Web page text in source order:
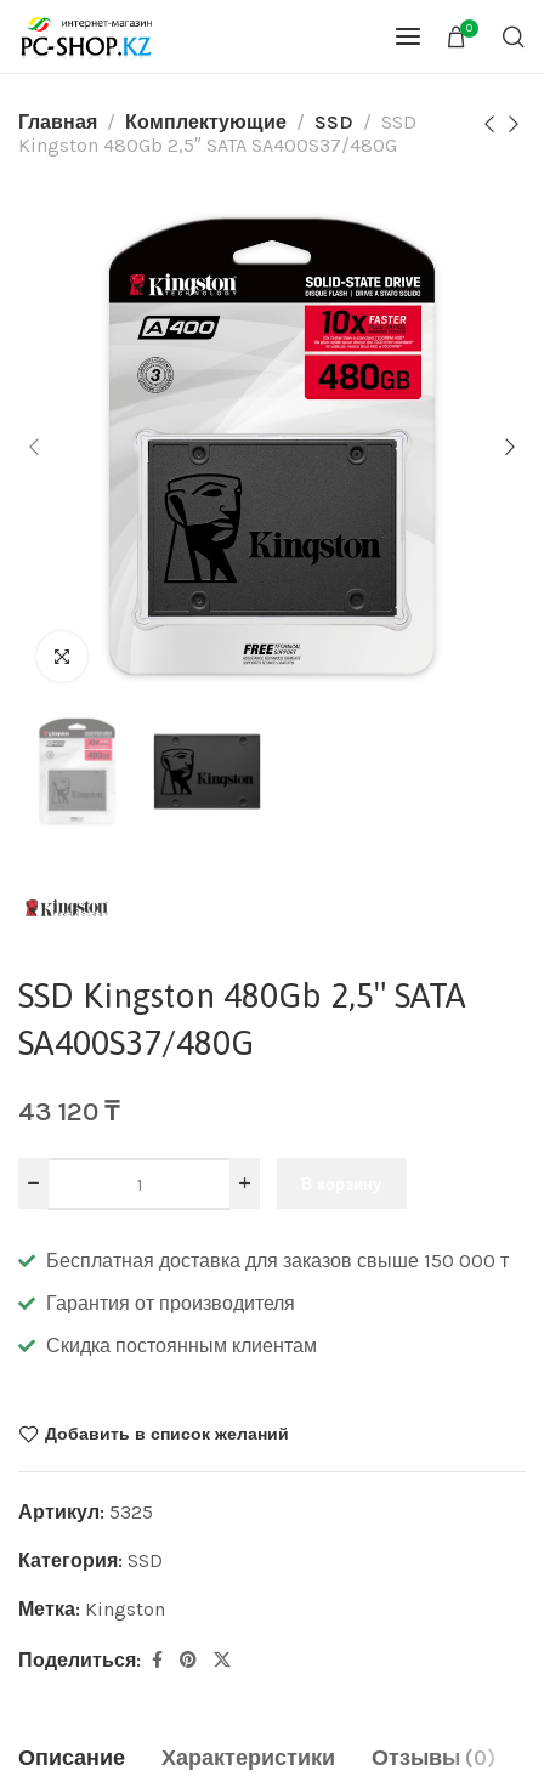
0
Главная Комплектующие SSD
SSD
Kingston 480Gb 2,5″ SATA SA400S37/480G
SSD Kingston 480Gb 2,5″ SATA
SA400S37/480G
43 120₸
Бесплатная доставка для заказов свыше 150 000 т
Гарантия от производителя
Скидка постоянным клиентам
Добавить в список желаний
Артикул: 5325
Категория: SSD
Метка: Kingston
Поделиться:
Описание Характеристики Отзывы (0)